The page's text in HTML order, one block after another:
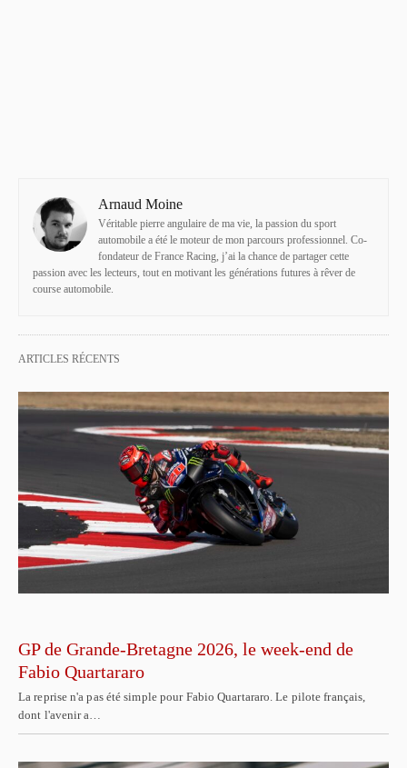
Arnaud Moine
Véritable pierre angulaire de ma vie, la passion du sport
automobile a été le moteur de mon parcours professionnel. Co-
fondateur de France Racing, j’ai la chance de partager cette
passion avec les lecteurs, tout en motivant les générations futures à rêver de
course automobile.
ARTICLES RÉCENTS
GP de Grande-Bretagne 2026, le week-end de
Fabio Quartararo
La reprise n'a pas été simple pour Fabio Quartararo. Le pilote français,
dont l'avenir a…